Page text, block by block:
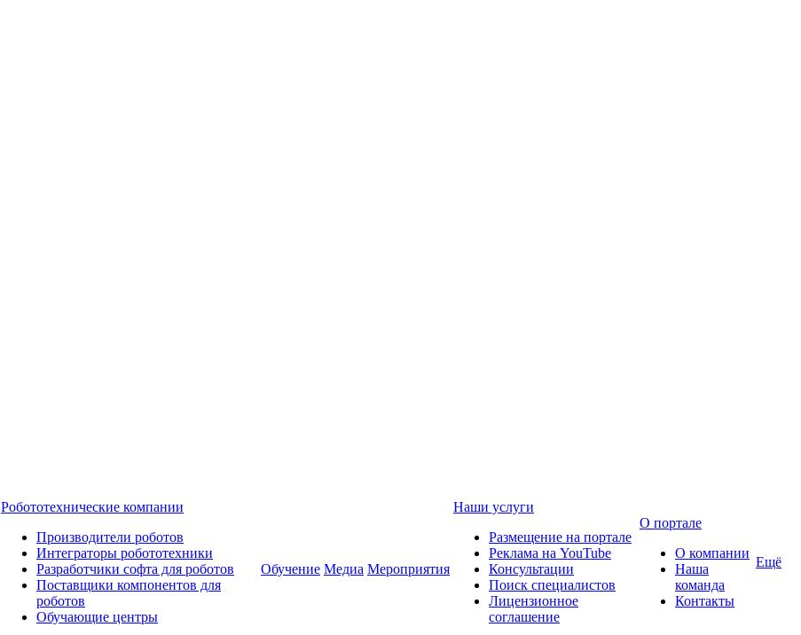
Робототехнические компании
Производители роботов
Интеграторы робототехники
Разработчики софта для роботов
Поставщики компонентов для
роботов
Обучающие центры
Обучение Медиа Мероприятия
Наши услуги
Размещение на портале
Реклама на YouTube
Консультации
Поиск специалистов
Лицензионное
соглашение
О портале
О компании
Наша
команда
Контакты
Ещё